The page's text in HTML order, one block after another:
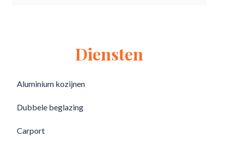
Diensten
Aluminium kozijnen
Dubbele beglazing
Carport